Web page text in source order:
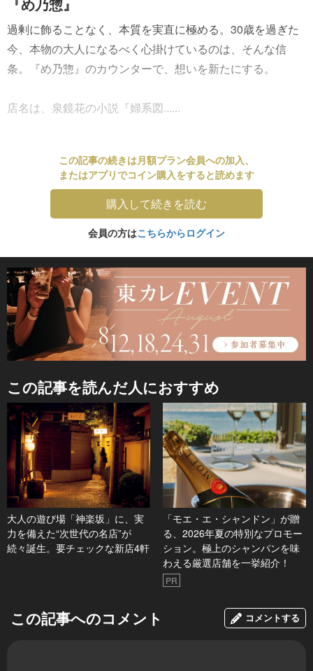
過剰に飾ることなく、本質を実直に極める。30歳を過ぎた
今、本物の大人になるべく心掛けているのは、そんな信
条。『め乃惣』のカウンターで、想いを新たにする。
店名は、泉鏡花の小説『婦系図......
この記事の続きは月額プラン会員への加入、
またはアプリでコイン購入をすると読めます
購入して続きを読む
会員の方はこちらからログイン
この記事を読んだ人におすすめ
大人の遊び場「神楽坂」に、実
力を備えた“次世代の名店”が
続々誕生。要チェックな新店4軒
「モエ・エ・シャンドン」が贈
る、2026年夏の特別なプロモー
ション。極上のシャンパンを味
わえる厳選店舗を一挙紹介！
PR
この記事へのコメント コメントする